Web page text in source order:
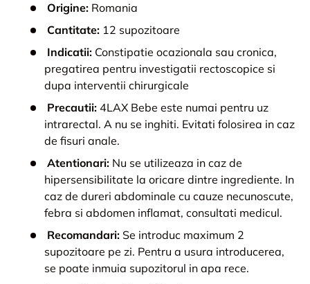
Origine: Romania
Cantitate: 12 supozitoare
Indicatii: Constipatie ocazionala sau cronica,
pregatirea pentru investigatii rectoscopice si
dupa interventii chirurgicale
Precautii: 4LAX Bebe este numai pentru uz
intrarectal. A nu se inghiti. Evitati folosirea in caz
de fisuri anale.
Atentionari: Nu se utilizeaza in caz de
hipersensibilitate la oricare dintre ingrediente. In
caz de dureri abdominale cu cauze necunoscute,
febra si abdomen inflamat, consultati medicul.
Recomandari: Se introduc maximum 2
supozitoare pe zi. Pentru a usura introducerea,
se poate inmuia supozitorul in apa rece.